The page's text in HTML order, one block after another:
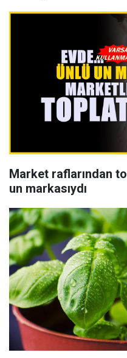
Market raflarından
un markasıydı